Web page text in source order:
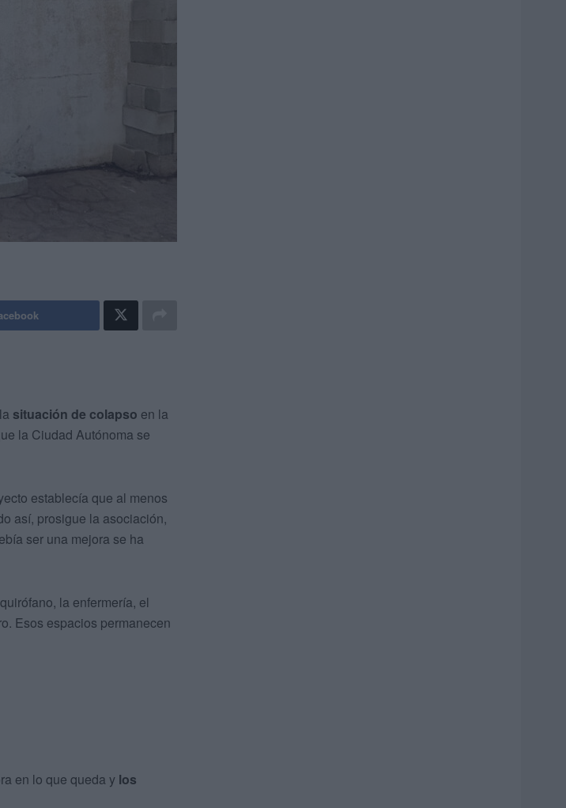
situación de colapso en la
la Ciudad Autónoma se
establecía que al menos
así, prosigue la asociación,
ser una mejora se ha
la enfermería, el
Esos espacios permanecen
en lo que queda y los